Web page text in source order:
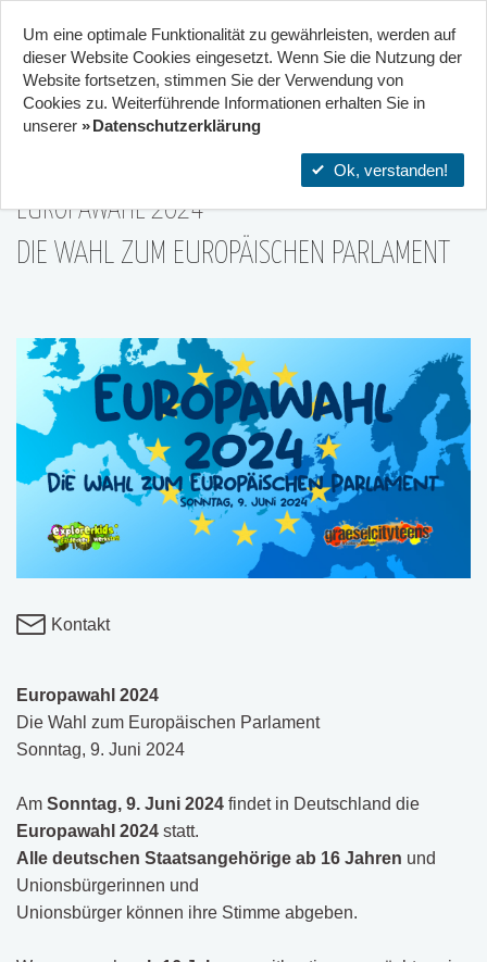
Start Projekte Orte
EUROPAWAHL 2024
DIE WAHL ZUM EUROPÄISCHEN PARLAMENT
24 Kooperation von 2 Zentren
Kontakt
Europawahl 2024
Die Wahl zum Europäischen Parlament
Sonntag, 9. Juni 2024
Am Sonntag, 9. Juni 2024 findet in Deutschland die
Europawahl 2024 statt.
Alle deutschen Staatsangehörige ab 16 Jahren und
Unionsbürgerinnen und
Unionsbürger können ihre Stimme abgeben.
Um eine optimale Funktionalität zu gewährleisten, werden auf
dieser Website Cookies eingesetzt. Wenn Sie die Nutzung der
Website fort­setzen, stimmen Sie der Verwendung von
Cookies zu. Weiterführende Informationen erhalten Sie in
unserer
Datenschutzerklärung
Ok, verstanden!